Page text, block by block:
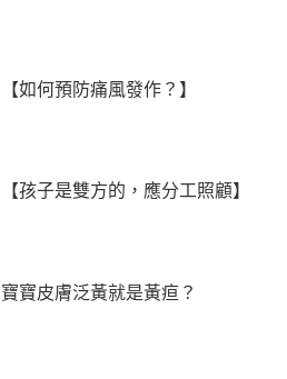
【如何預防痛風發作？】
【孩子是雙方的，應分工照顧】
寶寶皮膚泛黃就是黃疸？